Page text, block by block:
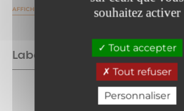
souhaitez activer
Tout accepter
Tout refuser
Personnaliser
AFFICHER PLUS
Labels